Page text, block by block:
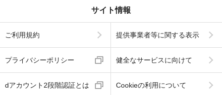
サイト情報
ご利用規約 提供事業者等に関する表示
プライバシーポリシー 健全なサービスに向けて
dアカウント2段階認証とは Cookieの利用について